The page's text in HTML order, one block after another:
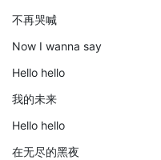
不再哭喊
Now I wanna say
Hello hello
我的未来
Hello hello
在无尽的黑夜